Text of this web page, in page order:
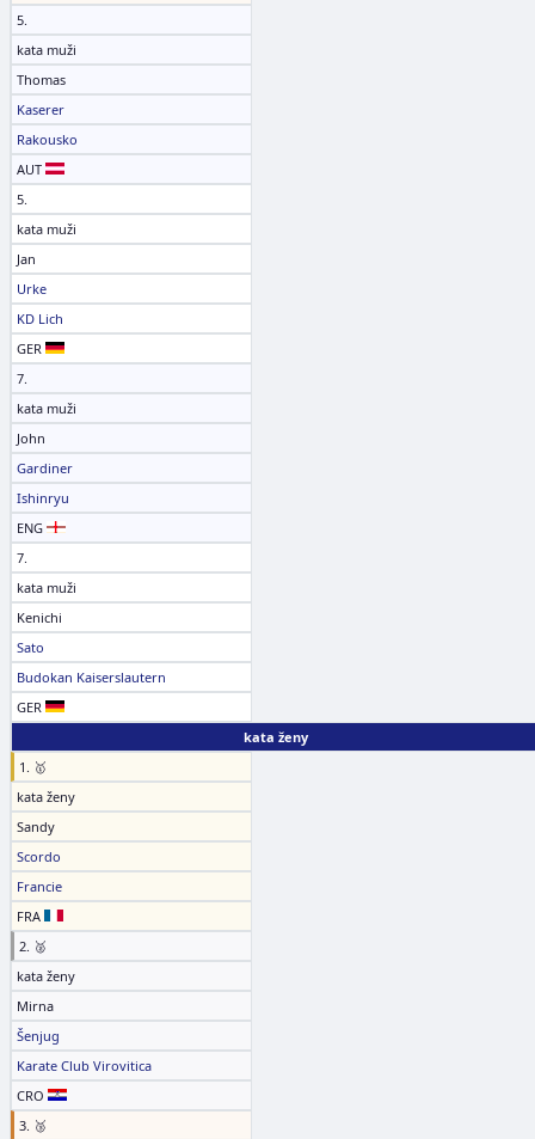
5.
kata muži
Thomas
Kaserer
Rakousko
AUT
5.
kata muži
Jan
Urke
KD Lich
GER
7.
kata muži
John
Gardiner
Ishinryu
ENG
7.
kata muži
Kenichi
Sato
Budokan Kaiserslautern
GER
kata ženy
1. 🥇
kata ženy
Sandy
Scordo
Francie
FRA
2. 🥈
kata ženy
Mirna
Šenjug
Karate Club Virovitica
CRO
3. 🥉